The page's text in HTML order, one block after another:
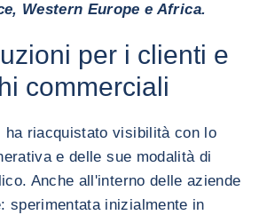
Western Europe e Africa.
per i clienti e
commerciali
ha riacquistato visibilità con lo
e delle sue modalità di
Anche all'interno delle aziende
sperimentata inizialmente in